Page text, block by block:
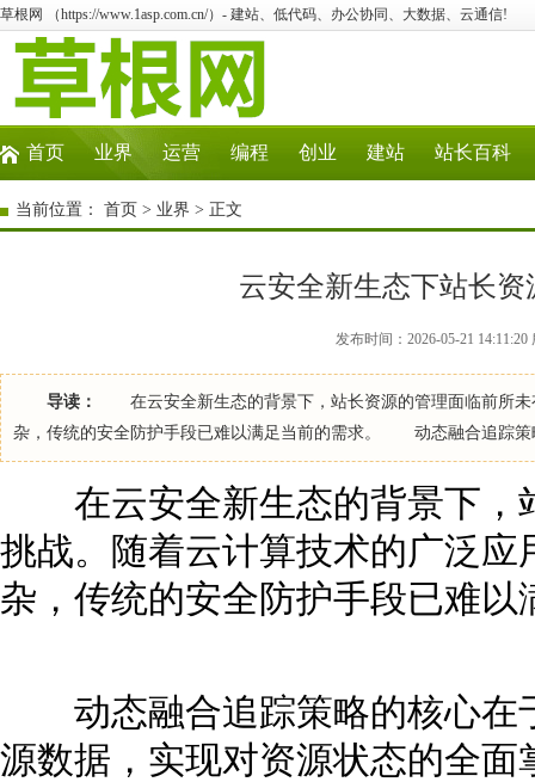
草根网 （https://www.1asp.com.cn/）- 建站、低代码、办公协同、大数据、云通信!
首页 业界 运营 编程 创业 建站 站长百科
当前位置： 首页 > 业界 > 正文
云安全新生态下站长
发布时间：2026-05-21
导读：
在云安全新生态的背景下，站长资源的管理面临前所未
杂，传统的安全防护手段已难以满足当前的需求。 动态融合追踪策
在云安全新生态的背景下，
挑战。随着云计算技术的广泛
杂，传统的安全防护手段已难以
动态融合追踪策略的核心在
源数据，实现对资源状态的全